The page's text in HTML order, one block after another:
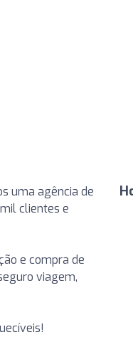
uma agência de
clientes e
e compra de
viagem,